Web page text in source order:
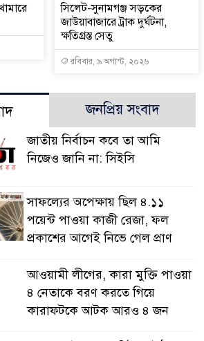
‎সিলেট-সুনামগঞ্জ সড়কের
জাউয়াবাজারে ট্রাক দুর্ঘটনা,
ক্ষতিগ্রস্ত সেতু
রবিবার, ৯ অগাস্ট, ২০২৬
জনপ্রিয় সংবাদ
জাতীয় নির্বাচন কবে তা আমি
নিজেও জানি না: সিইসি
সাফল্যের অপেক্ষায় ছিল ৪.১১
পয়েন্ট পাওয়া কাজী রেজা, ফল
প্রকাশের আগেই নিভে গেল প্রাণ
আওয়ামী লীগের, কারা মুক্তি পাওয়া
৪ নেতাকে বরণ করতে গিয়ে
কারাফটকে আটক আরও ৪ জন